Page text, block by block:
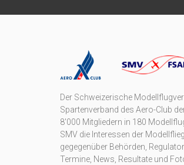
Der Schweizerische
Spartenverband des Aero-Club
8'000 Mitgliedern in 180
SMV die Interessen der
gegegenüber Behörden,
Termine, News, Resultate und